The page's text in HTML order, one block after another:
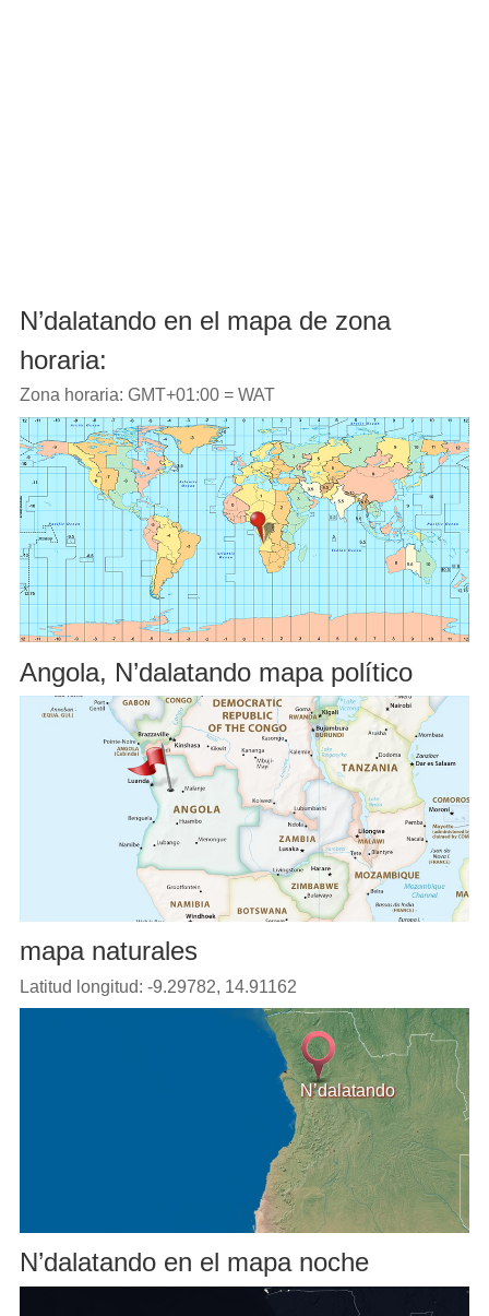
N’dalatando en el mapa de zona
horaria:
Zona horaria: GMT+01:00 = WAT
Angola, N’dalatando mapa político
mapa naturales
Latitud longitud: -9.29782, 14.91162
N’dalatando
N’dalatando en el mapa noche